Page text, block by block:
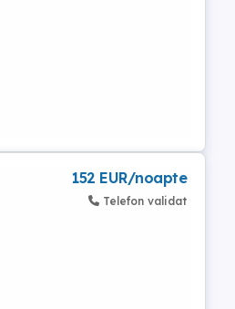
152 EUR/noapte
Telefon validat